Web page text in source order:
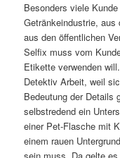
Besonders viele
Getränkeindustrie,
aus den öffentlichen
Selfix muss vom
Etikette verwenden
Detektiv Arbeit, weil
Bedeutung der
selbstredend ein
einer Pet-Flasche mit
einem rauen